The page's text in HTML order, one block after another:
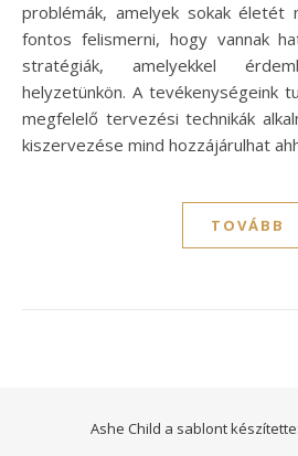
problémák, amelyek sokak életét
fontos felismerni, hogy vannak
stratégiák, amelyekkel
helyzetünkön. A tevékenységeink
megfelelő tervezési technikák
kiszervezése mind hozzájárulhat
TOVÁBB
Ashe Child a sablont készítette: